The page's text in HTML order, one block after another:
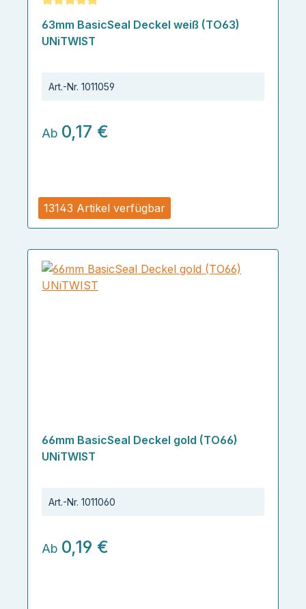
13143 Artikel verfügbar
Durchschnittliche Bewertung von 5 von 5 Sternen
63mm BasicSeal Deckel weiß (TO63)
UNiTWIST
Art.-Nr. 1011059
Ab 0,17 €
66mm BasicSeal Deckel gold (TO66)
UNiTWIST
Art.-Nr. 1011060
Ab 0,19 €